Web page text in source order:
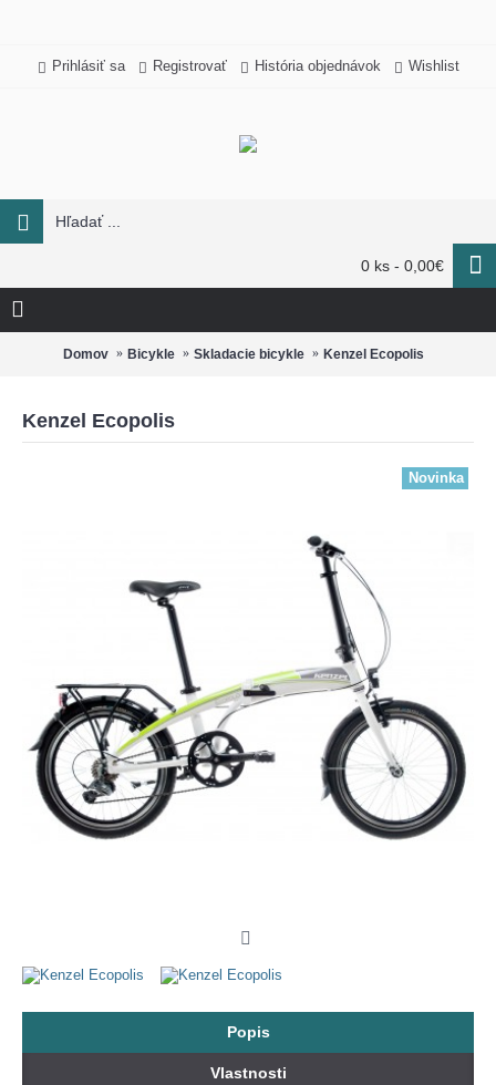
Prihlásiť sa Registrovať História objednávok Wishlist
0 ks - 0,00€
Domov Bicykle Skladacie bicykle Kenzel Ecopolis
Kenzel Ecopolis
Novinka
Popis
Vlastnosti